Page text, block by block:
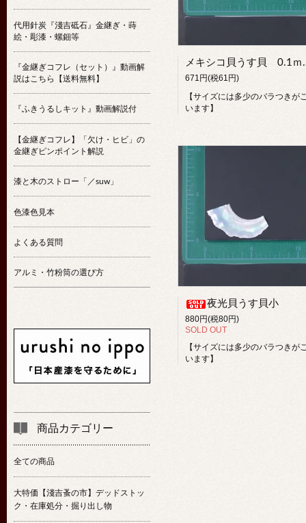
メキシ
671円(税61円)
【サイズには多少のバラつきが
います】
夜光貝うす貝小
880円(税80円)
SOLD OUT
【サイズには多少のバラつきが
います】
代用針炭『淺吉砥石』金継ぎ・蒔
絵・彫漆・螺鈿等
『金継ぎコフレ（セット）』動画解
説はこちら【送料無料】
『ふきうるしキット』動画解説付
【金継ぎコフレ】「欠け・ヒビ」の
金継ぎピンポイント解説
漆と木のストロー「／suw」
色漆色見本
よくある質問
アルミ・竹粉筒の選び方
商品カテゴリー
全ての商品
大特価【淺吉蚤の市】デッドストッ
ク・在庫処分・掘り出し物